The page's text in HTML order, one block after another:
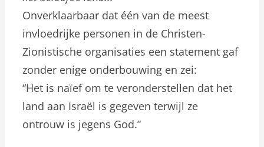
Onverklaarbaar dat één van de meest
invloedrijke personen in de Christen-
Zionistische organisaties een statement gaf
zonder enige onderbouwing en zei:
“Het is naïef om te veronderstellen dat het
land aan Israël is gegeven terwijl ze
ontrouw is jegens God.”